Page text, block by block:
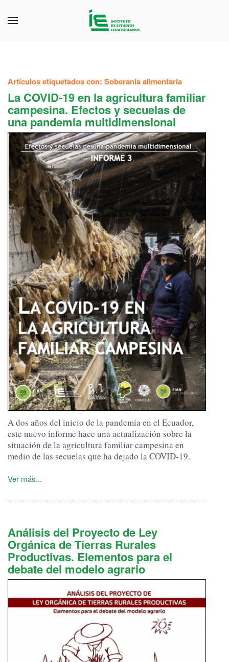
Artículos etiquetados con: Soberanía alimentaria
La COVID-19 en la agricultura familiar
campesina. Efectos y secuelas de
una pandemia multidimensional
A dos años del inicio de la pandemia en el Ecuador,
este nuevo informe hace una actualización sobre la
situación de la agricultura familiar campesina en
medio de las secuelas que ha dejado la COVID-19.
Ver más...
Análisis del Proyecto de Ley
Orgánica de Tierras Rurales
Productivas. Elementos para el
debate del modelo agrario